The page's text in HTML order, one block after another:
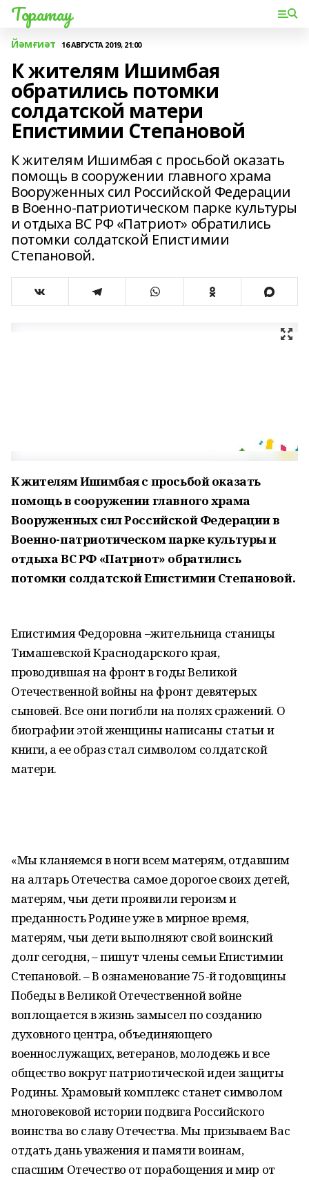
Торатау
Йәмғиәт 16 АВГУСТА 2019, 21:00
К жителям Ишимбая
обратились потомки
солдатской матери
Епистимии Степановой
К жителям Ишимбая с просьбой оказать
помощь в сооружении главного храма
Вооруженных сил Российской Федерации
в Военно-патриотическом парке культуры
и отдыха ВС РФ «Патриот» обратились
потомки солдатской Епистимии
Степановой.
К жителям Ишимбая с просьбой оказать
помощь в сооружении главного храма
Вооруженных сил Российской Федерации в
Военно-патриотическом парке культуры и
отдыха ВС РФ «Патриот» обратились
потомки солдатской Епистимии Степановой.
Епистимия Федоровна –жительница станицы
Тимашевской Краснодарского края,
проводившая на фронт в годы Великой
Отечественной войны на фронт девятерых
сыновей. Все они погибли на полях сражений. О
биографии этой женщины написаны статьи и
книги, а ее образ стал символом солдатской
матери.
«Мы кланяемся в ноги всем матерям, отдавшим
на алтарь Отечества самое дорогое своих детей,
матерям, чьи дети проявили героизм и
преданность Родине уже в мирное время,
матерям, чьи дети выполняют свой воинский
долг сегодня, – пишут члены семьи Епистимии
Степановой. – В ознаменование 75-й годовщины
Победы в Великой Отечественной войне
воплощается в жизнь замысел по созданию
духовного центра, объединяющего
военнослужащих, ветеранов, молодежь и все
общество вокруг патриотической идеи защиты
Родины. Храмовый комплекс станет символом
многовековой истории подвига Российского
воинства во славу Отечества. Мы призываем Вас
отдать дань уважения и памяти воинам,
спасшим Отечество от порабощения и мир от